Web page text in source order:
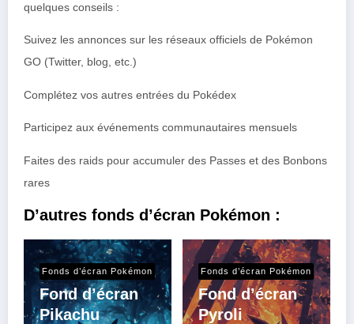
quelques conseils :
Suivez les annonces sur les réseaux officiels de Pokémon
GO (Twitter, blog, etc.)
Complétez vos autres entrées du Pokédex
Participez aux événements communautaires mensuels
Faites des raids pour accumuler des Passes et des Bonbons
rares
D’autres fonds d’écran Pokémon :
Fonds d’écran Pokémon
Fond d’écran
Pikachu
Fonds d’écran Pokémon
Fond d’écran
Pyroli